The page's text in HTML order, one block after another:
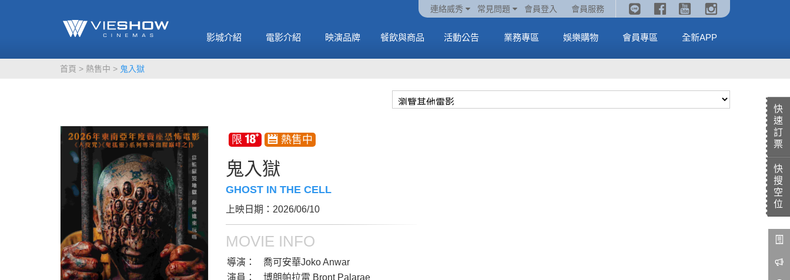
連絡威秀 常見問題 會員登入 會員服務
影城介紹 電影介紹
MORE MORE
火熱預售中《橡樹街
末日》
MORE
火熱預售中《汪汪隊立大功：恐龍大電影》
映演品牌 餐飲與商品
MORE MORE
🥤威秀獨家電影套餐
🥤全台熱賣中
MORE
《劇場版吉伊卡哇》🥤威秀獨家電影套餐🥤
全台熱賣中
MORE
活動公告 業務專區 娛樂購物 會員專區 全新APP
快
速
訂
票
快
搜
空
位
首頁 熱售中 鬼入獄
鬼入獄
GHOST IN THE CELL
上映日期：2026/06/10
MOVIE INFO
導演：
喬可安華Joko Anwar
演員：
博朗帕拉雷 Bront Palarae